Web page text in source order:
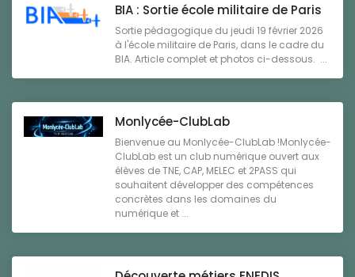
BIA : Sortie école militaire de Paris
Sortie pédagogique du jeudi 19 février 2026
à l'école militaire de Paris, dans le cadre du
BIA. Article complet et photos ci-dessous. ...
Monlycée-ClubLab
Bienvenue au Monlycée-ClubLab !Monlycée-
ClubLab est un club numérique ouvert aux
élèves de TNE, CAP, MELEC et 2PASS qui
souhaitent développer des compétences
concrètes dans les domaines du
numérique et ...